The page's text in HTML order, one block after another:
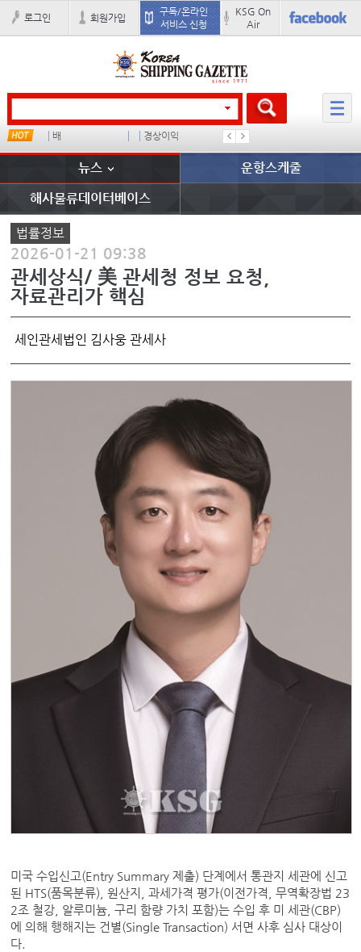
로그인 회원가입
구독/온라인
서비스 신청
KSG On
Air
대사 배 경상이익 부산신항
뉴스 운항스케줄
해사물류데이터베이스
법률정보
2026-01-21 09:38
관세상식/ 美 관세청 정보 요청,
자료관리가 핵심
세인관세법인 김사웅 관세사
미국 수입신고(Entry Summary 제출) 단계에서 통관지 세관에 신고
된 HTS(품목분류), 원산지, 과세가격 평가(이전가격, 무역확장법 23
2조 철강, 알루미늄, 구리 함량 가치 포함)는 수입 후 미 세관(CBP)
에 의해 행해지는 건별(Single Transaction) 서면 사후 심사 대상이
다.